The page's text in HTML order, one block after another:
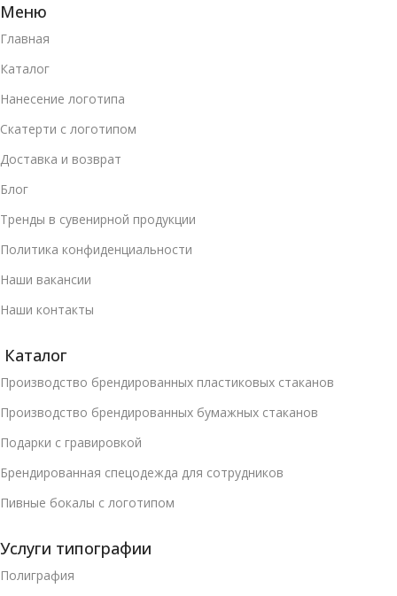
Меню
Главная
Каталог
Нанесение логотипа
Скатерти с логотипом
Доставка и возврат
Блог
Тренды в сувенирной продукции
Политика конфиденциальности
Наши вакансии
Наши контакты
Каталог
Производство брендированных пластиковых стаканов
Производство брендированных бумажных стаканов
Подарки с гравировкой
Брендированная спецодежда для сотрудников
Пивные бокалы с логотипом
Услуги типографии
Полиграфия